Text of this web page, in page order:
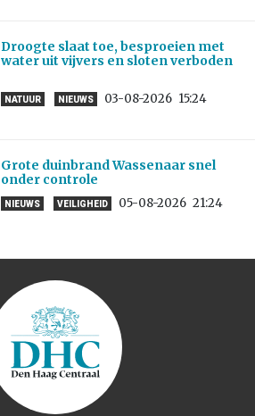
Droogte slaat toe, besproeien met
water uit vijvers en sloten verboden
NATUUR NIEUWS 03-08-2026 15:24
Grote duinbrand Wassenaar snel
onder controle
NIEUWS VEILIGHEID 05-08-2026 21:24